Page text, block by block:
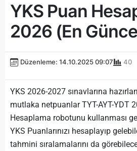
YKS Puan
2026 (En
Düzenleme: 14.10.2025 09:07 40
YKS 2026-2027 sınavlarına
mutlaka netpuanlar TYT-AYT-YDT
Hesaplama robotunu kullanması
YKS Puanlarınızı hesaplayıp
tahmini sıralamalarını da